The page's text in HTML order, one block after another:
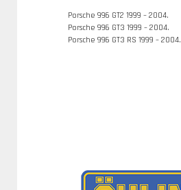
Porsche 996 GT2 1999 – 2004.
Porsche 996 GT3 1999 – 2004.
Porsche 996 GT3 RS 1999 – 2004.